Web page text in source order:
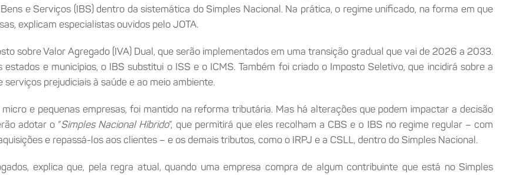
e Serviços (IBS) dentro da sistemática do Simples Nacional. Na prática, o regime unificado, na forma em que
explicam especialistas ouvidos pelo JOTA.
sobre Valor Agregado (IVA) Dual, que serão implementados em uma transição gradual que vai de 2026 a 2033.
e municípios, o IBS substitui o ISS e o ICMS. Também foi criado o Imposto Seletivo, que incidirá sobre a
serviços prejudiciais à saúde e ao meio ambiente.
e pequenas empresas, foi mantido na reforma tributária. Mas há alterações que podem impactar a decisão
adotar o “Simples Nacional Híbrido”, que permitirá que eles recolham a CBS e o IBS no regime regular – com
e repassá-los aos clientes – e os demais tributos, como o IRPJ e a CSLL, dentro do Simples Nacional.
explica que, pela regra atual, quando uma empresa compra de algum contribuinte que está no Simples